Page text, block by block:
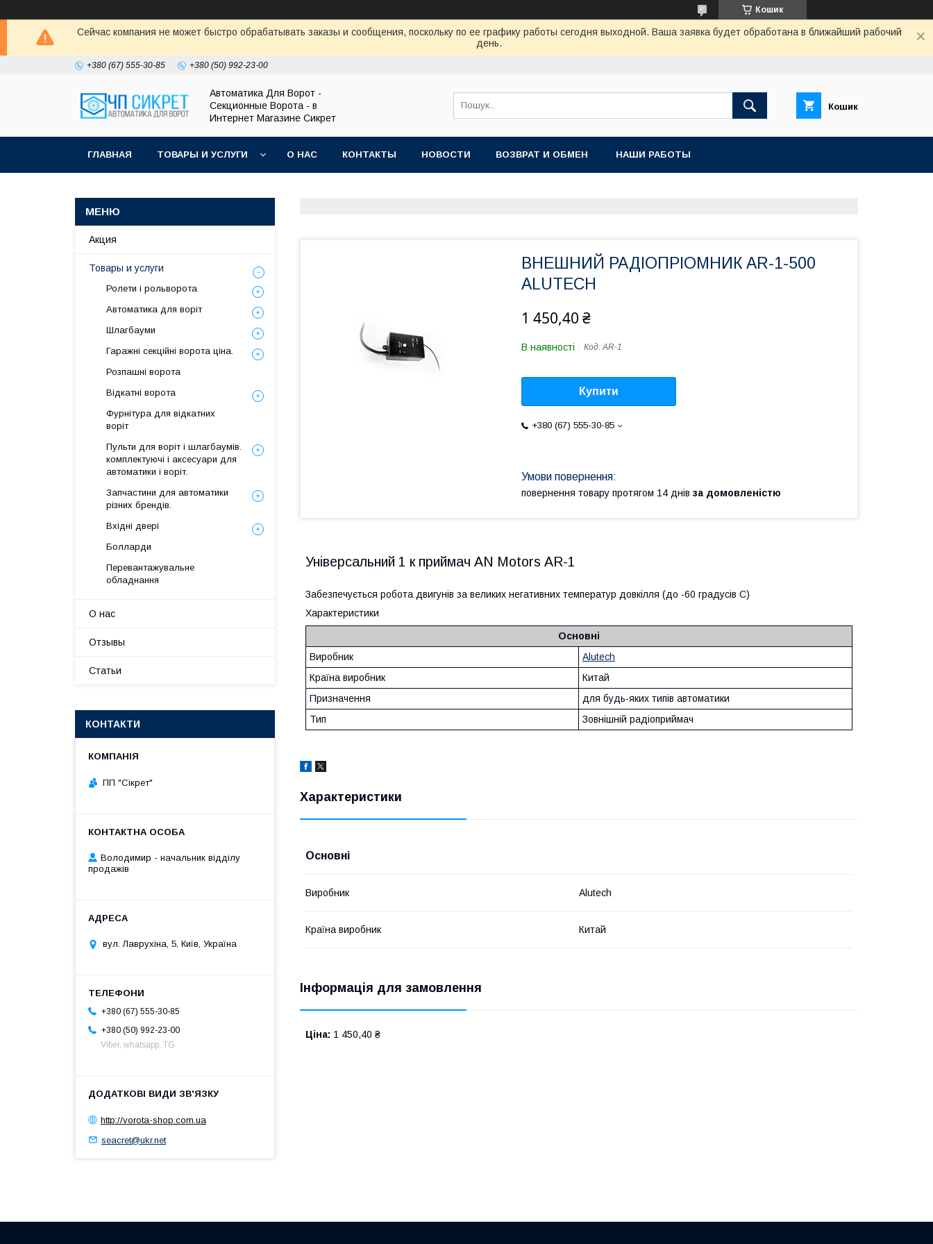
Кошик
Сейчас компания не может быстро обрабатывать заказы и сообщения, поскольку по ее графику работы сегодня выходной. Ваша заявка будет обработана в ближайший рабочий
день.
+380 (67) 555-30-85 +380 (50) 992-23-00
Автоматика Для Ворот -
Секционные Ворота - в
Интернет Магазине Сикрет
Кошик
ГЛАВНАЯ ТОВАРЫ И УСЛУГИ О НАС КОНТАКТЫ НОВОСТИ ВОЗВРАТ И ОБМЕН НАШИ РАБОТЫ
ВНЕШНИЙ РАДІОПРІОМНИК AR-1-500
ALUTECH
1 450,40 ₴
В наявності Код:AR-1
Купити
+380 (67) 555-30-85
повернення товару протягом 14 днів за домовленістю
Універсальний 1 к приймач AN Motors AR-1
Забезпечується робота двигунів за великих негативних температур довкілля (до -60 градусів С)
Характеристики
Основні
Виробник
Alutech
Країна виробник
Китай
Призначення
для будь-яких типів автоматики
Тип
Зовнішній радіоприймач
Характеристики
Основні
Виробник Alutech
Країна виробник Китай
Інформація для замовлення
Ціна: 1 450,40 ₴
Акция
Товары и услуги
Ролети і рольворота
Автоматика для воріт
Шлагбауми
Гаражні секційні ворота ціна.
Розпашні ворота
Відкатні ворота
Фурнітура для відкатних
воріт
Пульти для воріт і шлагбаумів.
комплектуючі і аксесуари для
автоматики і воріт.
Запчастини для автоматики
різних брендів.
Вхідні двері
Болларди
Перевантажувальне
обладнання
О нас
Отзывы
Статьи
КОНТАКТИ
ПП "Сікрет"
Володимир - начальник відділу
продажів
вул. Лаврухіна, 5, Київ, Україна
+380 (67) 555-30-85
+380 (50) 992-23-00
Viber, whatsapp, TG
http://vorota-shop.com.ua
seacret@ukr.net